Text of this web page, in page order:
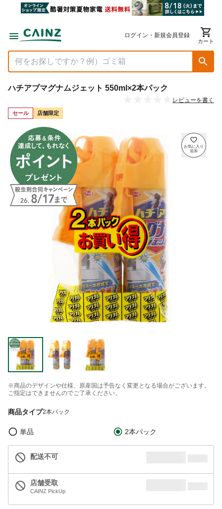
ログイン・新規会員登録
カート
ハチアブマグナムジェット 550ml×2本パック
レビューを書く
セール 店舗限定
※商品のデザインや仕様、原産国は予告なく変更となる場合がございます。
ご指定はできませんのでご了承ください。
商品タイプ2本パック
単品 2本パック
配送不可
店舗受取
CAINZ PickUp